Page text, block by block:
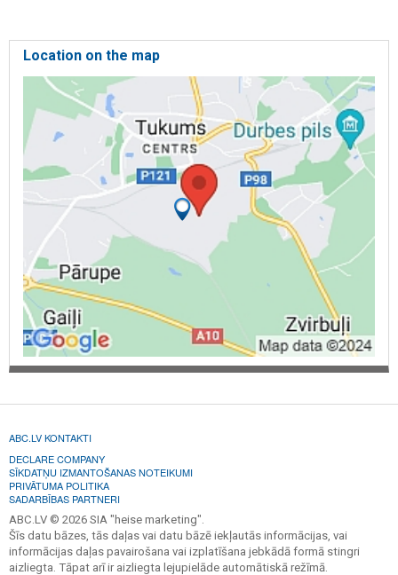
Location on the map
ABC.LV KONTAKTI
DECLARE COMPANY
SĪKDATŅU IZMANTOŠANAS NOTEIKUMI
PRIVĀTUMA POLITIKA
SADARBĪBAS PARTNERI
ABC.LV © 2026 SIA "heise marketing".
Šīs datu bāzes, tās daļas vai datu bāzē iekļautās informācijas, vai
informācijas daļas pavairošana vai izplatīšana jebkādā formā stingri
aizliegta. Tāpat arī ir aizliegta lejupielāde automātiskā režīmā.